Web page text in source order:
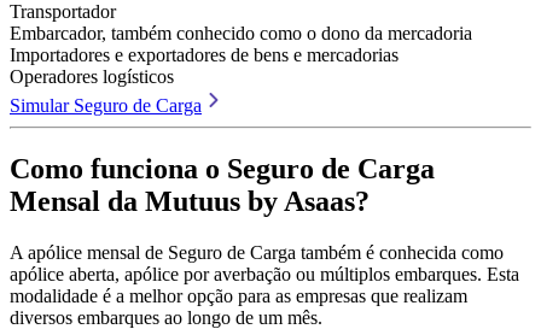
Transportador
Embarcador, também conhecido como o dono da mercadoria
Importadores e exportadores de bens e mercadorias
Operadores logísticos
Simular Seguro de Carga
Como funciona o Seguro de Carga
Mensal da Mutuus by Asaas?
A apólice mensal de Seguro de Carga também é conhecida como
apólice aberta, apólice por averbação ou múltiplos embarques. Esta
modalidade é a melhor opção para as empresas que realizam
diversos embarques ao longo de um mês.